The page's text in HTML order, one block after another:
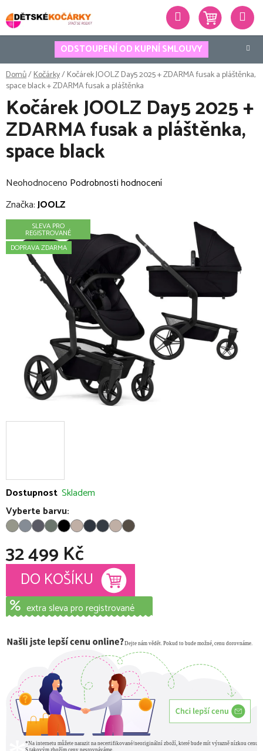
na
obsah
ODSTOUPENÍ OD KUPNÍ SMLOUVY
Hledat
Domů/Kočárky/Kočárek JOOLZ Day5 2025 + ZDARMA fusak a pláštěnka,
space black+ ZDARMA fusak a pláštěnka
Dostupnost Skladem
Vyberte barvu:
32 499 Kč
Měrná cena:
DO KOŠÍKU
extra sleva pro registrované
Kočárek JOOLZ Day5 2025 +
ZDARMA fusak a pláštěnka,
space black
Průměrné
hodnocení
0,0
Neohodnoceno Podrobnosti hodnocení
Značka:JOOLZ
SLEVA PRO
REGISTROVANÉ
DOPRAVA ZDARMA